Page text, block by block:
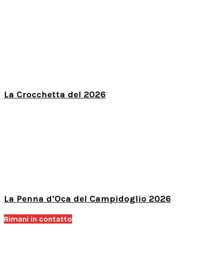
La Crocchetta del 2026
La Penna d’Oca del Campidoglio 2026
Rimani in contatto